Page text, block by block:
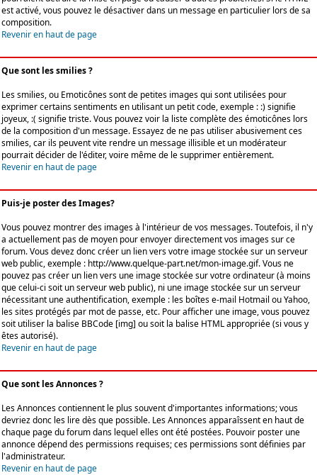
est activé, vous pouvez le désactiver dans un message en particulier lors de sa
composition.
Revenir en haut de page
Que sont les smilies ?
Les smilies, ou Emoticônes sont de petites images qui sont utilisées pour
exprimer certains sentiments en utilisant un petit code, exemple : :) signifie
joyeux, :( signifie triste. Vous pouvez voir la liste complète des émoticônes lors
de la composition d'un message. Essayez de ne pas utiliser abusivement ces
smilies, car ils peuvent vite rendre un message illisible et un modérateur
pourrait décider de l'éditer, voire même de le supprimer entièrement.
Revenir en haut de page
Puis-je poster des Images?
Vous pouvez montrer des images à l'intérieur de vos messages. Toutefois, il n'y
a actuellement pas de moyen pour envoyer directement vos images sur ce
forum. Vous devez donc créer un lien vers votre image stockée sur un serveur
web public, exemple : http://www.quelque-part.net/mon-image.gif. Vous ne
pouvez pas créer un lien vers une image stockée sur votre ordinateur (à moins
que celui-ci soit un serveur web public), ni une image stockée sur un serveur
nécessitant une authentification, exemple : les boîtes e-mail Hotmail ou Yahoo,
les sites protégés par mot de passe, etc. Pour afficher une image, vous pouvez
soit utiliser la balise BBCode [img] ou soit la balise HTML appropriée (si vous y
êtes autorisé).
Revenir en haut de page
Que sont les Annonces ?
Les Annonces contiennent le plus souvent d'importantes informations; vous
devriez donc les lire dès que possible. Les Annonces apparaîssent en haut de
chaque page du forum dans lequel elles ont été postées. Pouvoir poster une
annonce dépend des permissions requises; ces permissions sont définies par
l'administrateur.
Revenir en haut de page